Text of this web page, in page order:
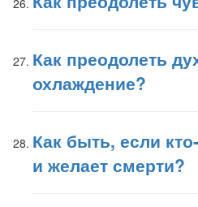
Как преодолеть
охлаждение?
Как быть, если
и желает смерти?